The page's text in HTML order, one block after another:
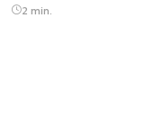
2 min.